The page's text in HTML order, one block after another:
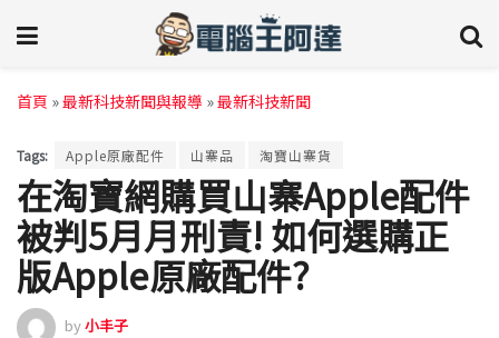
首頁 »最新科技新聞與報導 »最新科技新聞
Tags: Apple原廠配件 山寨品 淘寶山寨貨
在淘寶網購買山寨Apple配件
被判5月月刑責! 如何選購正
版Apple原廠配件?
by小丰子